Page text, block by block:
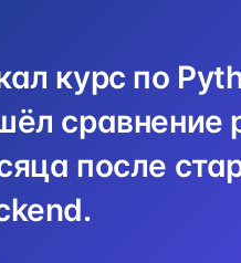
курс по
сравнение
после